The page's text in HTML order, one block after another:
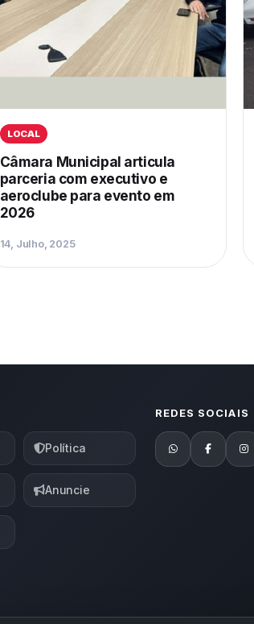
LOCAL
Câmara Municipal articula
parceria com executivo e
aeroclube para evento em
2026
14, Julho, 2025
Política
Anuncie
REDES SOCIAIS